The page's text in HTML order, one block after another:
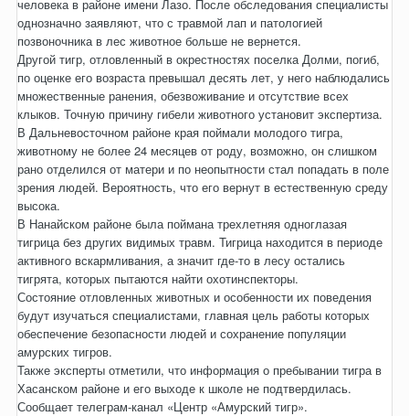
человека в районе имени Лазо. После обследования специалисты
однозначно заявляют, что с травмой лап и патологией
позвоночника в лес животное больше не вернется.
Другой тигр, отловленный в окрестностях поселка Долми, погиб,
по оценке его возраста превышал десять лет, у него наблюдались
множественные ранения, обезвоживание и отсутствие всех
клыков. Точную причину гибели животного установит экспертиза.
В Дальневосточном районе края поймали молодого тигра,
животному не более 24 месяцев от роду, возможно, он слишком
рано отделился от матери и по неопытности стал попадать в поле
зрения людей. Вероятность, что его вернут в естественную среду
высока.
В Нанайском районе была поймана трехлетняя одноглазая
тигрица без других видимых травм. Тигрица находится в периоде
активного вскармливания, а значит где-то в лесу остались
тигрята, которых пытаются найти охотинспекторы.
Состояние отловленных животных и особенности их поведения
будут изучаться специалистами, главная цель работы которых
обеспечение безопасности людей и сохранение популяции
амурских тигров.
Также эксперты отметили, что информация о пребывании тигра в
Хасанском районе и его выходе к школе не подтвердилась.
Сообщает телеграм-канал «Центр «Амурский тигр».